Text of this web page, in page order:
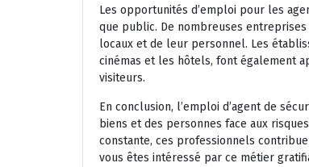
Les opportunités d’emploi pour les
que public. De nombreuses
locaux et de leur personnel. Les
cinémas et les hôtels, font également
visiteurs.
En conclusion, l’emploi d’agent de
biens et des personnes face aux
constante, ces professionnels
vous êtes intéressé par ce métier